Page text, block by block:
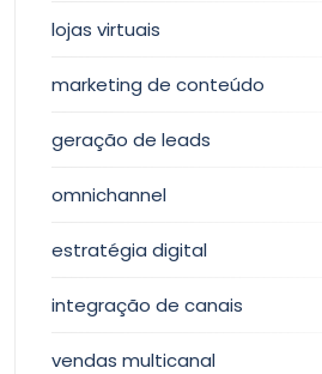
lojas virtuais
marketing de conteúdo
geração de leads
omnichannel
estratégia digital
integração de canais
vendas multicanal